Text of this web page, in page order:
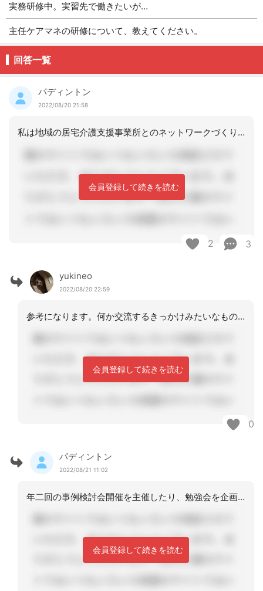
実務研修中。実習先で働きたいが…
主任ケアマネの研修について、教えてください。
回答一覧
パディントン
2022/08/20 21:58
私は地域の居宅介護支援事業所とのネットワークづくりをしています。やはり頼れるのは
会員登録して続きを読む
2 3
yukineo
2022/08/20 22:59
参考になります。何か交流するきっかけみたいなものがあるのでしょうか‥
会員登録して続きを読む
0
パディントン
2022/08/21 11:02
年二回の事例検討会開催を主催したり、勉強会を企画したりしています。あまり大人数で
会員登録して続きを読む